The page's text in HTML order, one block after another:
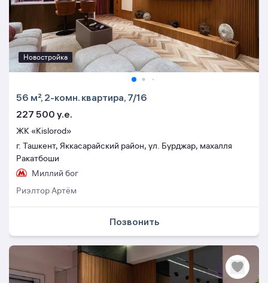
Новостройка
56 м², 2-комн. квартира, 7/16
227 500 y.e.
ЖК «Kislorod»
г. Ташкент, Яккасарайский район, ул. Бурджар, махалля
Ракатбоши
Миллий бог
Риэлтор Артём
Позвонить